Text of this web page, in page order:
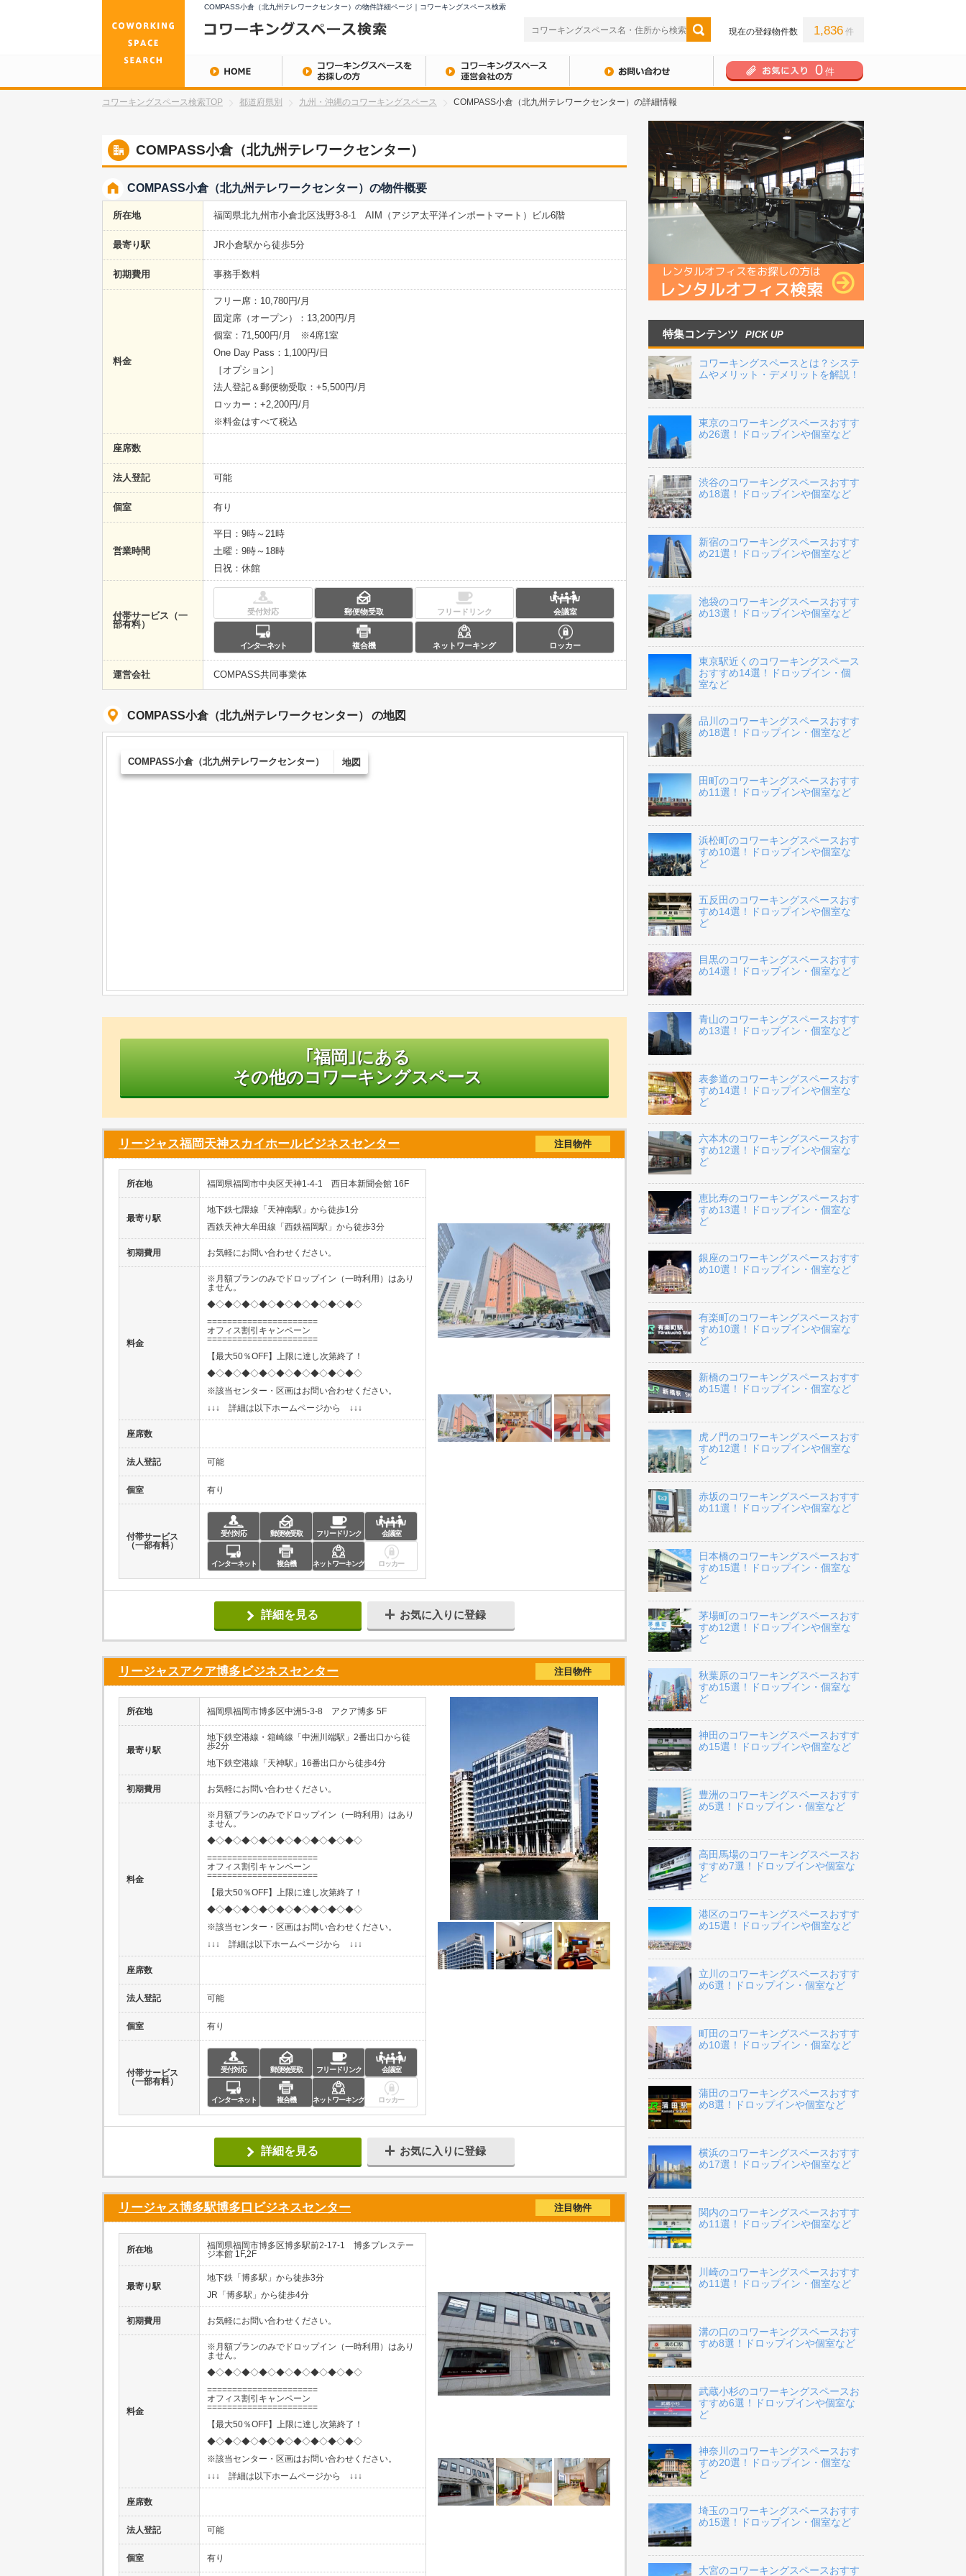
COMPASS小倉（北九州テレワークセンター）の物件詳細ページ｜コワーキングスペース検索
現在の登録物件数 1,836 件
0 件
コワーキングスペース検索TOP 都道府県別 九州・沖縄のコワーキングスペース COMPASS小倉（北九州テレワークセンター）の詳細情報
COMPASS小倉（北九州テレワークセンター）
COMPASS小倉（北九州テレワークセンター）の物件概要
所在地 福岡県北九州市小倉北区浅野3-8-1 AIM（アジア太平洋インポートマート）ビル6階
最寄り駅 JR小倉駅から徒歩5分
初期費用 事務手数料
料金
フリー席：10,780円/月
固定席（オープン）：13,200円/月
個室：71,500円/月 ※4席1室
One Day Pass：1,100円/日
［オプション］
法人登記＆郵便物受取：+5,500円/月
ロッカー：+2,200円/月
※料金はすべて税込
座席数
法人登記 可能
個室 有り
営業時間
平日：9時～21時
土曜：9時～18時
日祝：休館
付帯サービス（一
部有料）
受付対応 郵便物受取 フリードリンク 会議室
インターネット 複合機 ネットワーキング ロッカー
運営会社 COMPASS共同事業体
COMPASS小倉（北九州テレワークセンター） の地図
COMPASS小倉（北九州テレワークセンター） 地図
｢福岡｣にある
その他のコワーキングスペース
リージャス福岡天神スカイホールビジネスセンター 注目物件
所在地 福岡県福岡市中央区天神1-4-1 西日本新聞会館 16F
最寄り駅
地下鉄七隈線「天神南駅」から徒歩1分
西鉄天神大牟田線「西鉄福岡駅」から徒歩3分
初期費用 お気軽にお問い合わせください。
料金
※月額プランのみでドロップイン（一時利用）はあり
ません。
◆◇◆◇◆◇◆◇◆◇◆◇◆◇◆◇◆◇
======================
オフィス割引キャンペーン
======================
【最大50％OFF】上限に達し次第終了！
◆◇◆◇◆◇◆◇◆◇◆◇◆◇◆◇◆◇
※該当センター・区画はお問い合わせください。
↓↓↓ 詳細は以下ホームページから ↓↓↓
座席数
法人登記 可能
個室 有り
付帯サービス
（一部有料）
受付対応 郵便物受取 フリードリンク 会議室
インターネット 複合機 ネットワーキング ロッカー
詳細を見る お気に入りに登録
リージャスアクア博多ビジネスセンター 注目物件
所在地 福岡県福岡市博多区中洲5-3-8 アクア博多 5F
最寄り駅
地下鉄空港線・箱崎線「中洲川端駅」2番出口から徒
歩2分
地下鉄空港線「天神駅」16番出口から徒歩4分
初期費用 お気軽にお問い合わせください。
料金
※月額プランのみでドロップイン（一時利用）はあり
ません。
◆◇◆◇◆◇◆◇◆◇◆◇◆◇◆◇◆◇
======================
オフィス割引キャンペーン
======================
【最大50％OFF】上限に達し次第終了！
◆◇◆◇◆◇◆◇◆◇◆◇◆◇◆◇◆◇
※該当センター・区画はお問い合わせください。
↓↓↓ 詳細は以下ホームページから ↓↓↓
座席数
法人登記 可能
個室 有り
付帯サービス
（一部有料）
受付対応 郵便物受取 フリードリンク 会議室
インターネット 複合機 ネットワーキング ロッカー
詳細を見る お気に入りに登録
リージャス博多駅博多口ビジネスセンター 注目物件
所在地
福岡県福岡市博多区博多駅前2-17-1 博多プレステー
ジ本館 1F,2F
最寄り駅
地下鉄「博多駅」から徒歩3分
JR「博多駅」から徒歩4分
初期費用 お気軽にお問い合わせください。
料金
※月額プランのみでドロップイン（一時利用）はあり
ません。
◆◇◆◇◆◇◆◇◆◇◆◇◆◇◆◇◆◇
======================
オフィス割引キャンペーン
======================
【最大50％OFF】上限に達し次第終了！
◆◇◆◇◆◇◆◇◆◇◆◇◆◇◆◇◆◇
※該当センター・区画はお問い合わせください。
↓↓↓ 詳細は以下ホームページから ↓↓↓
座席数
法人登記 可能
個室 有り
特集コンテンツ PICK UP
コワーキングスペースとは？システ
ムやメリット・デメリットを解説！
東京のコワーキングスペースおすす
め26選！ドロップインや個室など
渋谷のコワーキングスペースおすす
め18選！ドロップインや個室など
新宿のコワーキングスペースおすす
め21選！ドロップインや個室など
池袋のコワーキングスペースおすす
め13選！ドロップインや個室など
東京駅近くのコワーキングスペース
おすすめ14選！ドロップイン・個
室など
品川のコワーキングスペースおすす
め18選！ドロップイン・個室など
田町のコワーキングスペースおすす
め11選！ドロップインや個室など
浜松町のコワーキングスペースおす
すめ10選！ドロップインや個室な
ど
五反田のコワーキングスペースおす
すめ14選！ドロップインや個室な
ど
目黒のコワーキングスペースおすす
め14選！ドロップイン・個室など
青山のコワーキングスペースおすす
め13選！ドロップイン・個室など
表参道のコワーキングスペースおす
すめ14選！ドロップインや個室な
ど
六本木のコワーキングスペースおす
すめ12選！ドロップインや個室な
ど
恵比寿のコワーキングスペースおす
すめ13選！ドロップイン・個室な
ど
銀座のコワーキングスペースおすす
め10選！ドロップイン・個室など
有楽町のコワーキングスペースおす
すめ10選！ドロップインや個室な
ど
新橋のコワーキングスペースおすす
め15選！ドロップイン・個室など
虎ノ門のコワーキングスペースおす
すめ12選！ドロップインや個室な
ど
赤坂のコワーキングスペースおすす
め11選！ドロップインや個室など
日本橋のコワーキングスペースおす
すめ15選！ドロップイン・個室な
ど
茅場町のコワーキングスペースおす
すめ12選！ドロップインや個室な
ど
秋葉原のコワーキングスペースおす
すめ15選！ドロップイン・個室な
ど
神田のコワーキングスペースおすす
め15選！ドロップインや個室など
豊洲のコワーキングスペースおすす
め5選！ドロップイン・個室など
高田馬場のコワーキングスペースお
すすめ7選！ドロップインや個室な
ど
港区のコワーキングスペースおすす
め15選！ドロップインや個室など
立川のコワーキングスペースおすす
め6選！ドロップイン・個室など
町田のコワーキングスペースおすす
め10選！ドロップイン・個室など
蒲田のコワーキングスペースおすす
め8選！ドロップインや個室など
横浜のコワーキングスペースおすす
め17選！ドロップインや個室など
関内のコワーキングスペースおすす
め11選！ドロップインや個室など
川崎のコワーキングスペースおすす
め11選！ドロップイン・個室など
溝の口のコワーキングスペースおす
すめ8選！ドロップインや個室など
武蔵小杉のコワーキングスペースお
すすめ6選！ドロップインや個室な
ど
神奈川のコワーキングスペースおす
すめ20選！ドロップイン・個室な
ど
埼玉のコワーキングスペースおすす
め15選！ドロップイン・個室など
大宮のコワーキングスペースおすす